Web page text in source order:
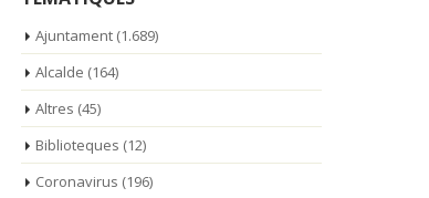
Ajuntament(1.689)
Alcalde (164)
Altres (45)
Biblioteques (12)
Coronavirus (196)